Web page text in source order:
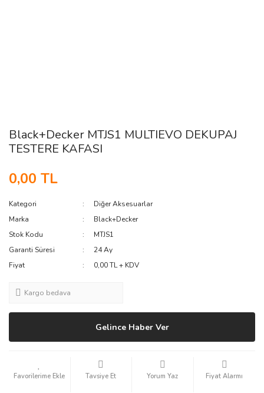
Black+Decker MTJS1 MULTIEVO DEKUPAJ
TESTERE KAFASI
0,00 TL
Kategori
Diğer Aksesuarlar
Marka
Black+Decker
Stok Kodu
MTJS1
Garanti Süresi
24 Ay
Fiyat
0,00 TL + KDV
Kargo bedava
Gelince Haber Ver
Tavsiye Et Yorum Yaz Fiyat Alarmı